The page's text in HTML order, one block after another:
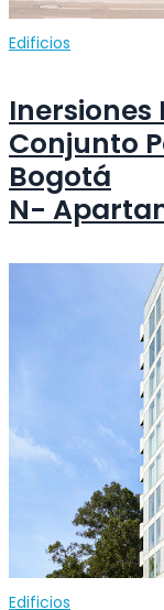
Edificios
Inersiones
Conjunto
Bogotá
N-
Edificios